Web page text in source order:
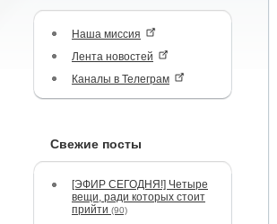
Наша миссия
Лента новостей
Каналы в Телеграм
Свежие посты
[ЭФИР СЕГОДНЯ!] Четыре
вещи, ради которых стоит
прийти (90)